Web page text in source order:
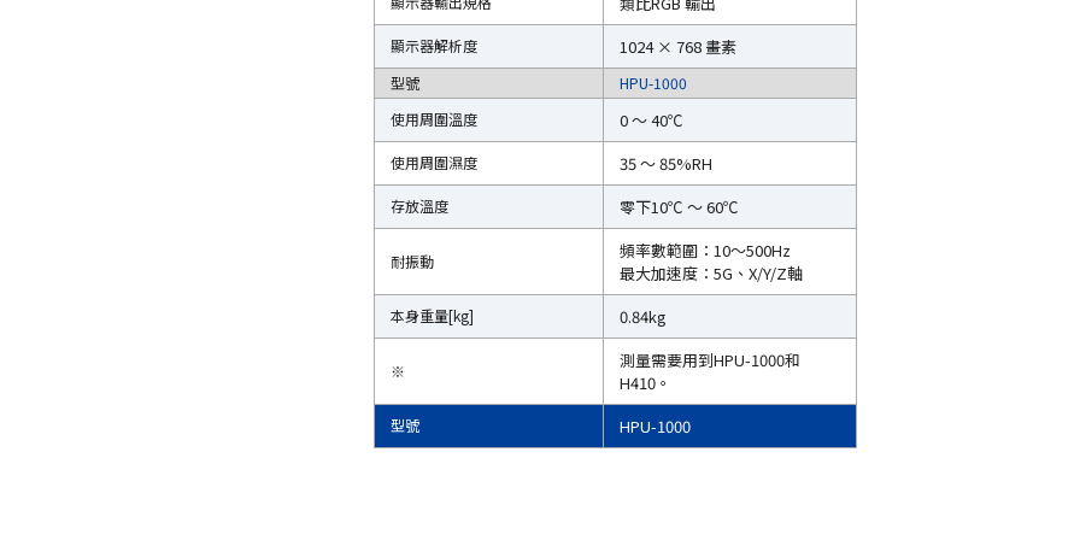
顯示器解析度 1024 × 768 畫素
型號
HPU-1000
使用周圍溫度
0 ～ 40℃
使用周圍濕度 35 ～ 85%RH
存放溫度 零下10℃ ～ 60℃
耐振動
頻率數範圍：10～500Hz
最大加速度：5G、X/Y/Z軸
本身重量[kg] 0.84kg
※
測量需要用到HPU-1000和
H410。
型號 HPU-1000
顯示器解析度
型號
使用周圍溫度
使用周圍濕度
存放溫度
耐振動
本身重量[kg]
※
型號